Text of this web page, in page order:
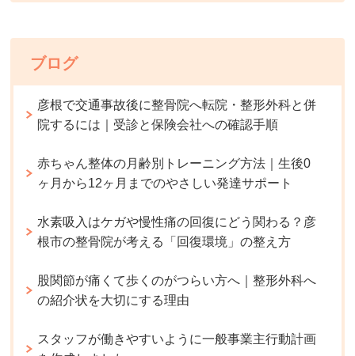
ブログ
彦根で交通事故後に整骨院へ転院・整形外科と併
院するには｜受診と保険会社への確認手順
赤ちゃん整体の月齢別トレーニング方法｜生後0
ヶ月から12ヶ月までのやさしい発達サポート
水素吸入はケガや慢性痛の回復にどう関わる？彦
根市の整骨院が考える「回復環境」の整え方
股関節が痛くて歩くのがつらい方へ｜整形外科へ
の紹介状を大切にする理由
スタッフが働きやすいように一般事業主行動計画